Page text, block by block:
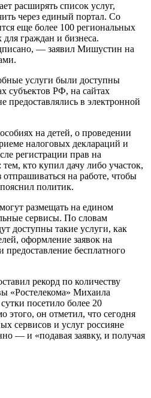
расширять список услуг,
через единый портал. Со
еще более 100 региональных
граждан и бизнеса.
— заявил Мишустин на
услуги были доступны
субъектов РФ, на сайтах
предоставлялись в электронной
на детей, о проведении
налоговых деклараций и
регистрации прав на
кто купил дачу либо участок,
на работе, чтобы
политик.
размещать на едином
сервисы. По словам
доступны такие услуги, как
оформление заявок на
бесплатного
рекорд по количеству
«Ростелекома» Михаила
посетило более 20
он отметил, что сегодня
сервисов и услуг россияне
— и «подавая заявку, и получая